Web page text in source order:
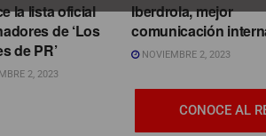
la lista oficial
de ‘Los
de PR’
2, 2023
Iberdrola, mejor
comunicación
NOVIEMBRE 2, 2023
CONOCE AL